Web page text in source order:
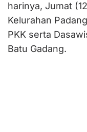
harinya, Jumat
Kelurahan
PKK serta
Batu Gadang.